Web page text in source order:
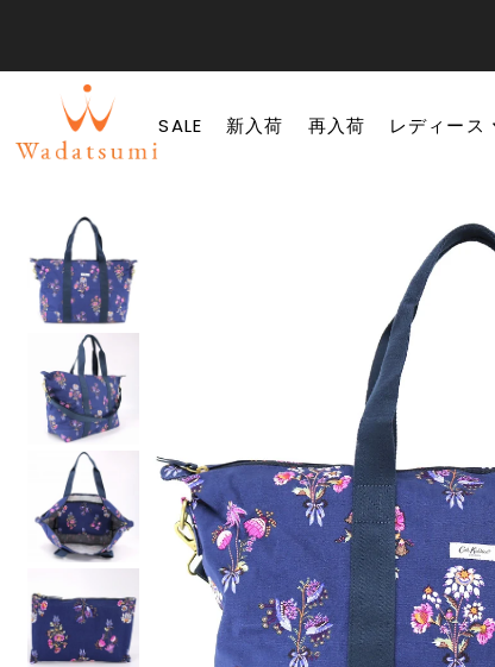
SALE 新入荷 再入荷 レディース